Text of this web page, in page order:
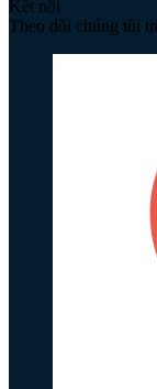
Kết nối
Theo dõi chúng tôi